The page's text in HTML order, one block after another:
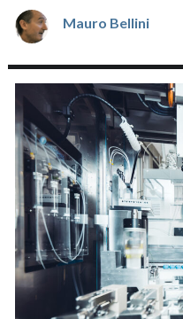
Mauro Bellini